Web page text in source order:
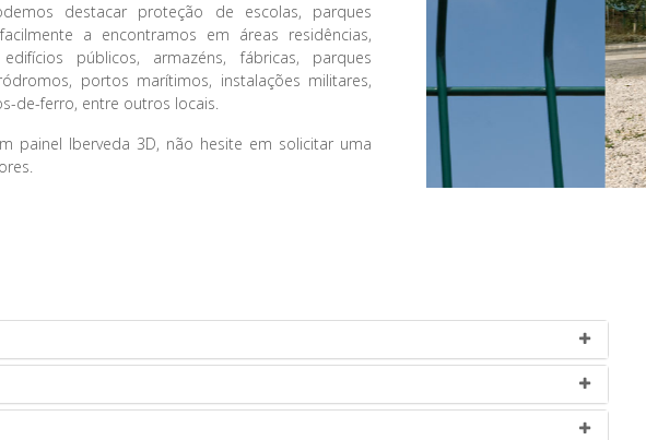
destacar proteção de escolas, parques
a encontramos em áreas residências,
públicos, armazéns, fábricas, parques
portos marítimos, instalações militares,
de-ferro, entre outros locais.
painel Iberveda 3D, não hesite em solicitar uma